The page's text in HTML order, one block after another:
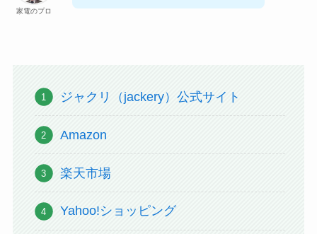
家電のプロ
ジャクリ（jackery）公式サイト
Amazon
楽天市場
Yahoo!ショッピング